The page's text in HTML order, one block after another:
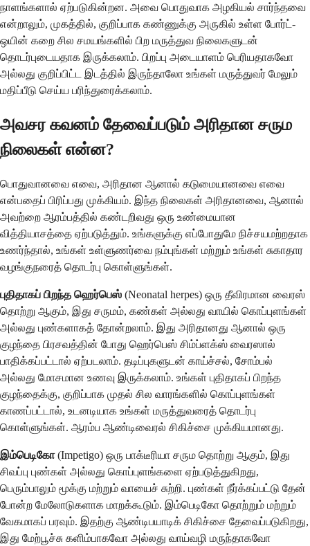
நாளங்களால் ஏற்படுகின்றன. அவை பொதுவாக அழகியல் சார்ந்தவை
என்றாலும், முகத்தில், குறிப்பாக கண்ணுக்கு அருகில் உள்ள போர்ட்-
ஒயின் கறை சில சமயங்களில் பிற மருத்துவ நிலைகளுடன்
தொடர்புடையதாக இருக்கலாம். பிறப்பு அடையாளம் பெரியதாகவோ
அல்லது குறிப்பிட்ட இடத்தில் இருந்தாலோ உங்கள் மருத்துவர் மேலும்
மதிப்பீடு செய்ய பரிந்துரைக்கலாம்.
அவசர கவனம் தேவைப்படும் அரிதான சரும
நிலைகள் என்ன?
பொதுவானவை எவை, அரிதான ஆனால் கடுமையானவை எவை
என்பதைப் பிரிப்பது முக்கியம். இந்த நிலைகள் அரிதானவை, ஆனால்
அவற்றை ஆரம்பத்தில் கண்டறிவது ஒரு உண்மையான
வித்தியாசத்தை ஏற்படுத்தும். உங்களுக்கு எப்போதுமே நிச்சயமற்றதாக
உணர்ந்தால், உங்கள் உள்ளுணர்வை நம்புங்கள் மற்றும் உங்கள் சுகாதார
வழங்குநரைத் தொடர்பு கொள்ளுங்கள்.
புதிதாகப் பிறந்த ஹெர்பெஸ் (Neonatal herpes) ஒரு தீவிரமான வைரஸ்
தொற்று ஆகும், இது சருமம், கண்கள் அல்லது வாயில் கொப்புளங்கள்
அல்லது புண்களாகத் தோன்றலாம். இது அரிதானது ஆனால் ஒரு
குழந்தை பிரசவத்தின் போது ஹெர்பெஸ் சிம்ப்ளக்ஸ் வைரஸால்
பாதிக்கப்பட்டால் ஏற்படலாம். தடிப்புகளுடன் காய்ச்சல், சோம்பல்
அல்லது மோசமான உணவு இருக்கலாம். உங்கள் புதிதாகப் பிறந்த
குழந்தைக்கு, குறிப்பாக முதல் சில வாரங்களில் கொப்புளங்கள்
காணப்பட்டால், உடனடியாக உங்கள் மருத்துவரைத் தொடர்பு
கொள்ளுங்கள். ஆரம்ப ஆண்டிவைரல் சிகிச்சை முக்கியமானது.
இம்பெடிகோ(Impetigo) ஒரு பாக்டீரியா சரும தொற்று ஆகும், இது
சிவப்பு புண்கள் அல்லது கொப்புளங்களை ஏற்படுத்துகிறது,
பெரும்பாலும் மூக்கு மற்றும் வாயைச் சுற்றி. புண்கள் நீர்க்கப்பட்டு தேன்
போன்ற மேலோடுகளாக மாறக்கூடும். இம்பெடிகோ தொற்றும் மற்றும்
வேகமாகப் பரவும். இதற்கு ஆண்டிபயாடிக் சிகிச்சை தேவைப்படுகிறது,
இது மேற்பூச்சு களிம்பாகவோ அல்லது வாய்வழி மருந்தாகவோ